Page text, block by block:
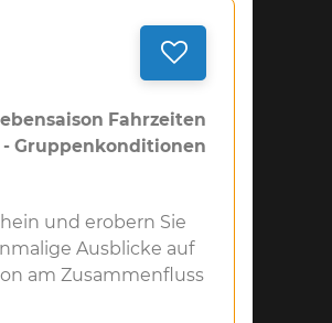
Fahrzeiten
- Gruppenkonditionen
und erobern Sie
Ausblicke auf
am Zusammenfluss